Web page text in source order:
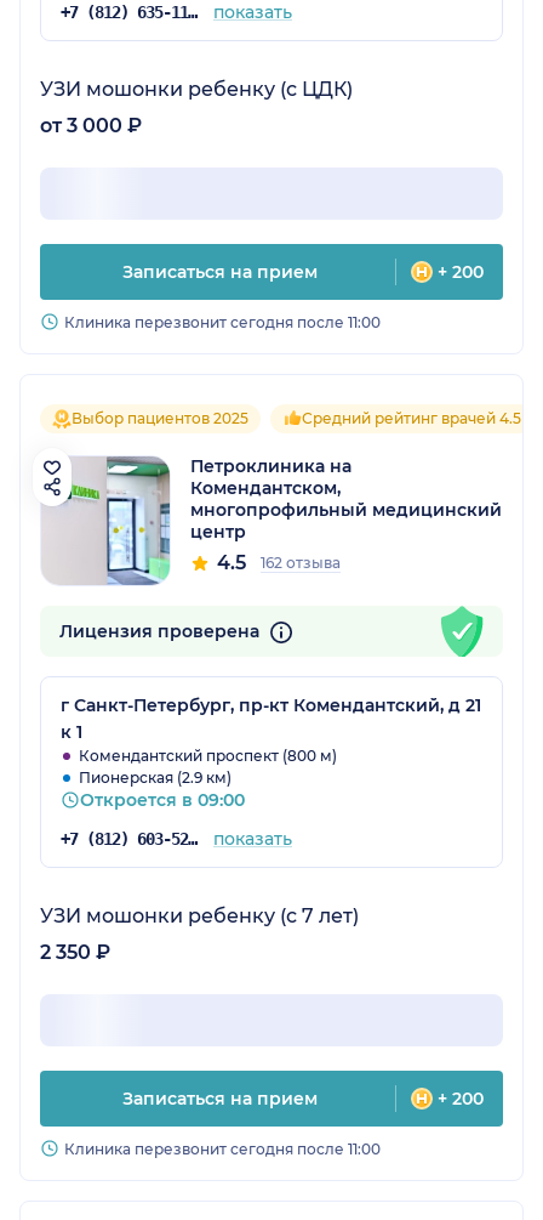
+7 (812) 635-11-96 показать
УЗИ мошонки ребенку (с ЦДК)
от 3 000 ₽
Записаться на прием + 200
Клиника перезвонит сегодня после 11:00
Выбор пациентов 2025 Средний рейтинг врачей 4.5
Петроклиника на
Комендантском,
многопрофильный медицинский
центр
4.5 162 отзыва
Лицензия проверена
г Санкт-Петербург, пр-кт Комендантский, д 21
к 1
Комендантский проспект (800 м)
Пионерская (2.9 км)
Откроется в 09:00
+7 (812) 603-52-77 показать
УЗИ мошонки ребенку (с 7 лет)
2 350 ₽
Записаться на прием + 200
Клиника перезвонит сегодня после 11:00